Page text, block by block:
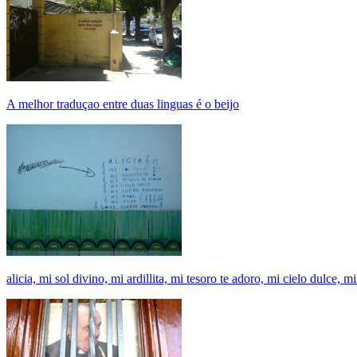
A melhor traduçao entre duas linguas é o beijo
alicia, mi sol divino, mi ardillita, mi tesoro te adoro, mi cielo dulce,